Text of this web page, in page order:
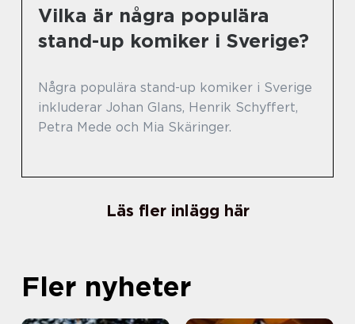
Vilka är några populära
stand-up komiker i Sverige?
Några populära stand-up komiker i Sverige
inkluderar Johan Glans, Henrik Schyffert,
Petra Mede och Mia Skäringer.
Läs fler inlägg här
Fler nyheter